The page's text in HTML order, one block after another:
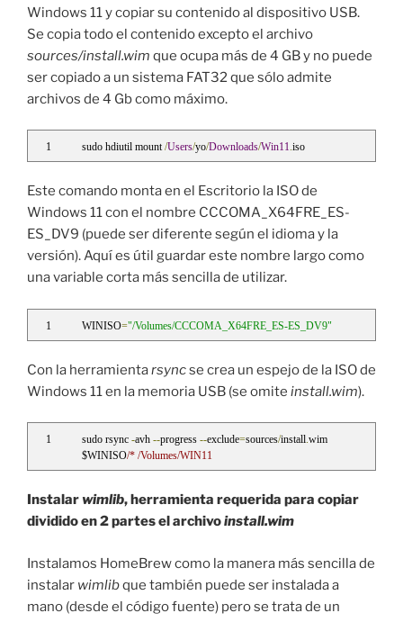
Windows 11 y copiar su contenido al dispositivo USB.
Se copia todo el contenido excepto el archivo
sources/install.wim que ocupa más de 4 GB y no puede
ser copiado a un sistema FAT32 que sólo admite
archivos de 4 Gb como máximo.
sudo hdiutil mount /Users/yo/Downloads/Win11.iso
Este comando monta en el Escritorio la ISO de
Windows 11 con el nombre CCCOMA_X64FRE_ES-
ES_DV9 (puede ser diferente según el idioma y la
versión). Aquí es útil guardar este nombre largo como
una variable corta más sencilla de utilizar.
WINISO="/Volumes/CCCOMA_X64FRE_ES-ES_DV9"
Con la herramientarsyncse crea un espejo de la ISO de
Windows 11 en la memoria USB (se omite install.wim).
sudo rsync -avh --progress --exclude=sources/install.wim
$WINISO/* /Volumes/WIN11
Instalarwimlib, herramienta requerida para copiar
dividido en 2 partes el archivoinstall.wim
Instalamos HomeBrew como la manera más sencilla de
instalar wimlibque también puede ser instalada a
mano (desde el código fuente) pero se trata de un